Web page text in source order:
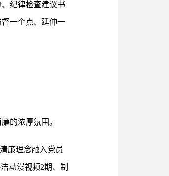
纪律检查建议书
一个点、延伸一
的浓厚氛围。
廉理念融入党员
动漫视频2期、制